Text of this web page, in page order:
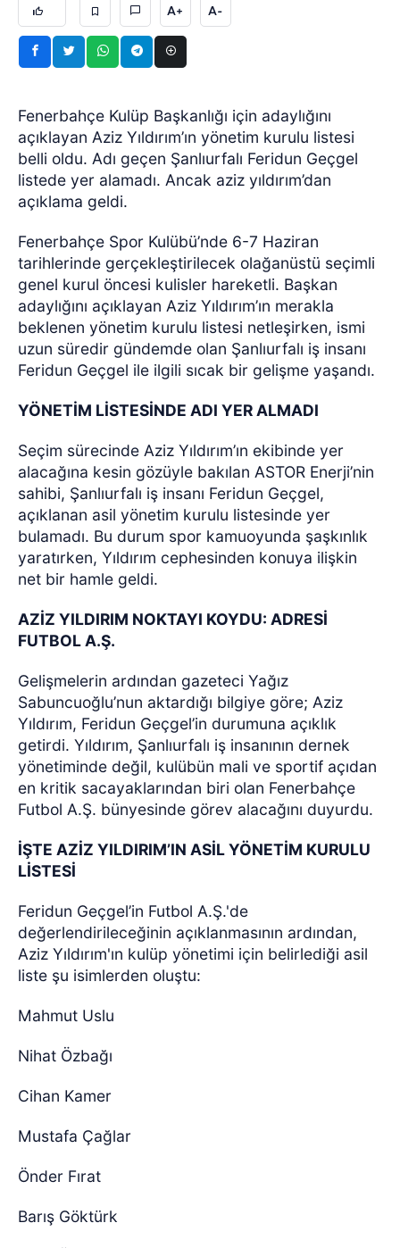
A+ A-
Fenerbahçe Kulüp Başkanlığı için adaylığını
açıklayan Aziz Yıldırım’ın yönetim kurulu listesi
belli oldu. Adı geçen Şanlıurfalı Feridun Geçgel
listede yer alamadı. Ancak aziz yıldırım’dan
açıklama geldi.
Fenerbahçe Spor Kulübü’nde 6-7 Haziran
tarihlerinde gerçekleştirilecek olağanüstü seçimli
genel kurul öncesi kulisler hareketli. Başkan
adaylığını açıklayan Aziz Yıldırım’ın merakla
beklenen yönetim kurulu listesi netleşirken, ismi
uzun süredir gündemde olan Şanlıurfalı iş insanı
Feridun Geçgel ile ilgili sıcak bir gelişme yaşandı.
YÖNETİM LİSTESİNDE ADI YER ALMADI
Seçim sürecinde Aziz Yıldırım’ın ekibinde yer
alacağına kesin gözüyle bakılan ASTOR Enerji’nin
sahibi, Şanlıurfalı iş insanı Feridun Geçgel,
açıklanan asil yönetim kurulu listesinde yer
bulamadı. Bu durum spor kamuoyunda şaşkınlık
yaratırken, Yıldırım cephesinden konuya ilişkin
net bir hamle geldi.
AZİZ YILDIRIM NOKTAYI KOYDU: ADRESİ
FUTBOL A.Ş.
Gelişmelerin ardından gazeteci Yağız
Sabuncuoğlu’nun aktardığı bilgiye göre; Aziz
Yıldırım, Feridun Geçgel’in durumuna açıklık
getirdi. Yıldırım, Şanlıurfalı iş insanının dernek
yönetiminde değil, kulübün mali ve sportif açıdan
en kritik sacayaklarından biri olan Fenerbahçe
Futbol A.Ş. bünyesinde görev alacağını duyurdu.
İŞTE AZİZ YILDIRIM’IN ASİL YÖNETİM KURULU
LİSTESİ
Feridun Geçgel’in Futbol A.Ş.'de
değerlendirileceğinin açıklanmasının ardından,
Aziz Yıldırım'ın kulüp yönetimi için belirlediği asil
liste şu isimlerden oluştu:
Mahmut Uslu
Nihat Özbağı
Cihan Kamer
Mustafa Çağlar
Önder Fırat
Barış Göktürk